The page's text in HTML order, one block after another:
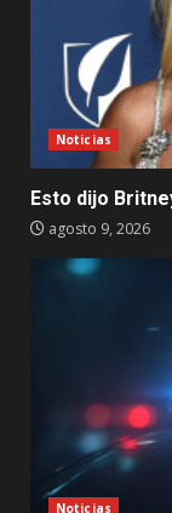
Noticias
Esto dijo
agosto 9, 2026
Noticias